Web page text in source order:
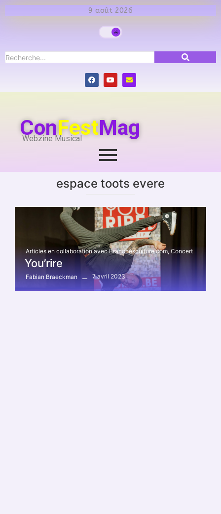
9 août 2026
ConFestMag
Webzine Musical
espace toots evere
Articles en collaboration avec Branchésculture.com, Concert
You’rire
Fabian Braeckman 7 avril 2023